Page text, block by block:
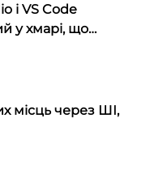
і VS Code
у хмарі, що
місць через ШІ,